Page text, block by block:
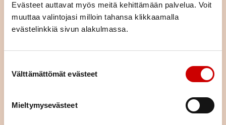
Evästeet auttavat myös meitä kehittämään palvelua. Voit
muuttaa valintojasi milloin tahansa klikkaamalla
evästelinkkiä sivun alakulmassa.
Välttämättömät evästeet
Mieltymysevästeet
Liity jäseneksi
paikallista, alueellista ja valtakunnallista sydäntyötä.
tarjoamme mahdollisuuden kokemusten jakamiseen sekä
annamme vertaistukea. Liittymällä jäseneksi saat neljä kertaa
vuodessa ilmestyvän laadukkaan Sydän-lehden, joka tarjoaa
ajankohtaista tietoa sydänterveydestä.